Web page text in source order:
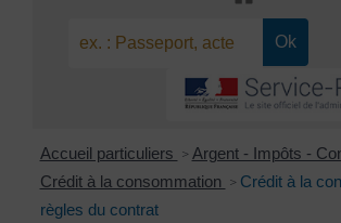
Accueil particuliers > Argent - Impôts -
Crédit à la consommation > Crédit à la
règles du contrat